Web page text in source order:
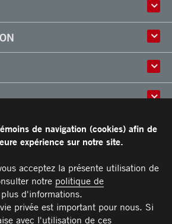
pleine largeur
pleine largeur
aluminium «
Procédures d’entretien recommandées
0104
5636
de navigation (cookies) afin de
expérience sur notre site.
acceptez la présente utilisation de
notre politique de
d'informations.
privée est important pour nous. Si
avec l'utilisation de ces